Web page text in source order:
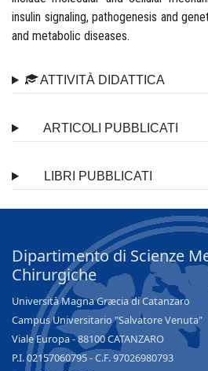
insulin signaling, pathogenesis and
and metabolic diseases.
ATTIVITÀ DIDATTICA
ARTICOLI PUBBLICATI
LIBRI PUBBLICATI
Dipartimento di Scienze
Chirurgiche
Università Magna Græcia di Catanzaro
Campus Universitario "Salvatore Venuta"
Viale Europa - 88100 CATANZARO
P.I. 02157060795 - C.F. 97026980793